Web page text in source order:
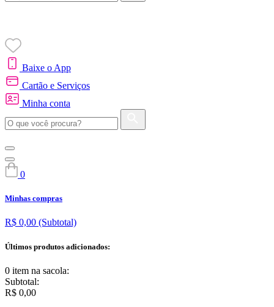
Baixe o App
Cartão e Serviços
Minha conta
0
Minhas compras
R$ 0,00 (Subtotal)
Últimos produtos adicionados:
0 item na sacola:
Subtotal:
R$ 0,00